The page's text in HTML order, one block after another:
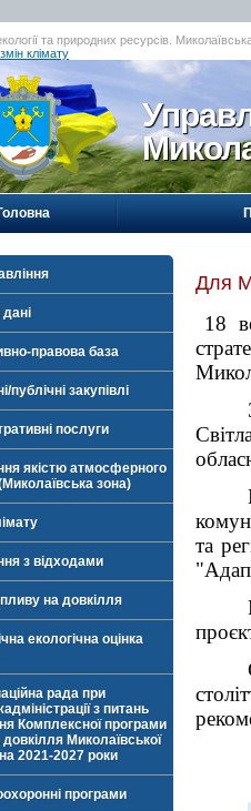
та природних ресурсів.
клімату
дані
правова база
публічні закупівлі
послуги
якістю атмосферного
зона)
з відходами
на довкілля
екологічна оцінка
рада при
з питань
Комплексної програми
Миколаївської
2021-2027 роки
програми
Для
18
та